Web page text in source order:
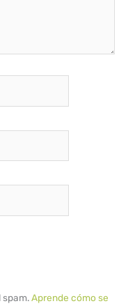
spam.Aprende cómo se